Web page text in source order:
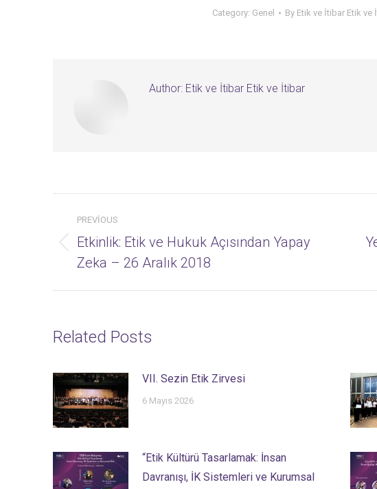
Category: Genel By Etik ve İtibar Etik ve
Author: Etik ve İtibar Etik ve İtibar
Post
navigation
PREVIOUS
Previous
post:
Etkinlik: Etik ve Hukuk Açısından Yapay
Zeka – 26 Aralık 2018
Next
Related Posts
VII. Sezin Etik Zirvesi
6 Mayıs 2026
“Etik Kültürü Tasarlamak: İnsan
Davranışı, İK Sistemleri ve Kurumsal